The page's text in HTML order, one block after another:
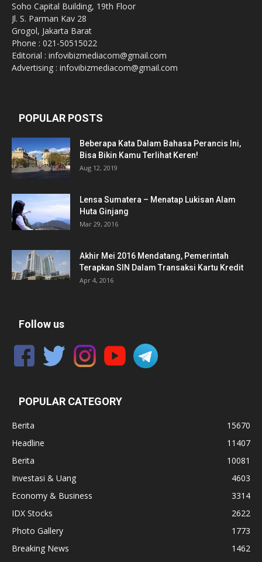
Soho Capital Building, 19th Floor
Jl. S. Parman Kav 28
Grogol, Jakarta Barat
Phone : 021-50515022
Editorial : infovibizmediacom@gmail.com
Advertising : infovibizmediacom@gmail.com
POPULAR POSTS
Beberapa Kata Dalam Bahasa Perancis Ini,
Bisa Bikin Kamu Terlihat Keren!
Aug 12, 2019
Lensa Sumatera – Menatap Lukisan Alam
Huta Ginjang
Mar 29, 2016
Akhir Mei 2016 Mendatang, Pemerintah
Terapkan SIN Dalam Transaksi Kartu Kredit
Apr 4, 2016
Follow us
POPULAR CATEGORY
Berita
15670
Headline
11407
Berita
10081
Investasi & Uang
4603
Economy & Business
3314
IDX Stocks
2622
Photo Gallery
1773
Breaking News
1462